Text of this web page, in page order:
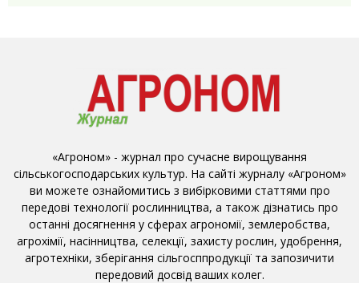
«Агроном» - журнал про сучасне вирощування
сільськогосподарських культур. На сайті журналу «Агроном»
ви можете ознайомитись з вибірковими статтями про
передові технології рослинництва, а також дізнатись про
останні досягнення у сферах агрономії, землеробства,
агрохімії, насінництва, селекції, захисту рослин, удобрення,
агротехніки, зберігання сільгосппродукції та запозичити
передовий досвід ваших колег.